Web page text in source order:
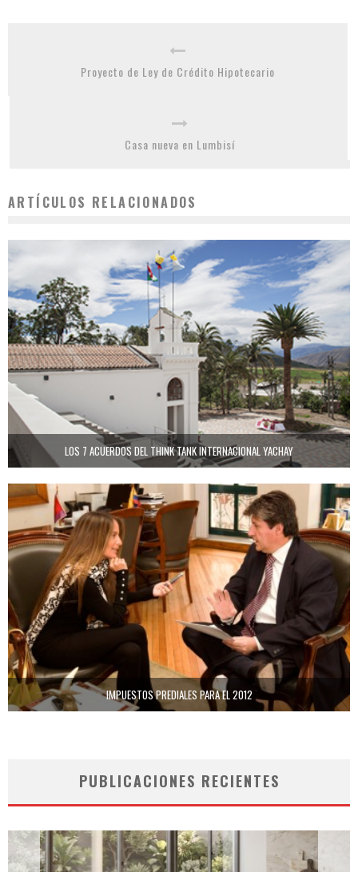
Proyecto de Ley de Crédito Hipotecario
Casa nueva en Lumbisí
ARTÍCULOS RELACIONADOS
LOS 7 ACUERDOS DEL THINK TANK INTERNACIONAL YACHAY
IMPUESTOS PREDIALES PARA EL 2012
PUBLICACIONES RECIENTES